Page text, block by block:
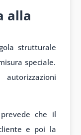
alla
strutturale
speciale.
che il
e poi la